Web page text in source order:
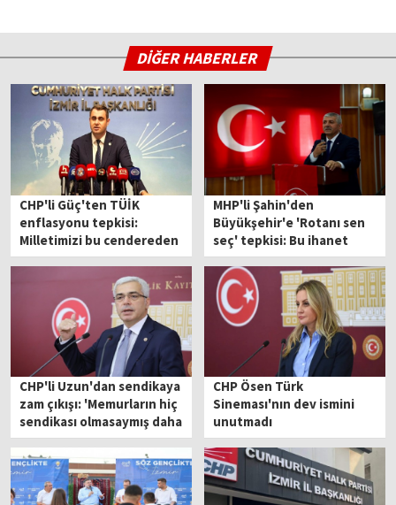
DİĞER HABERLER
CHP'li Güç'ten TÜİK
enflasyonu tepkisi:
Milletimizi bu cendereden
kurtaracağız
MHP'li Şahin'den
Büyükşehir'e 'Rotanı sen
seç' tepkisi: Bu ihanet
organizasyonundan
vazgeçilmelidir
CHP'li Uzun'dan sendikaya
zam çıkışı: 'Memurların hiç
sendikası olmasaymış daha
iyiymiş'
CHP Ösen Türk
Sineması'nın dev ismini
unutmadı